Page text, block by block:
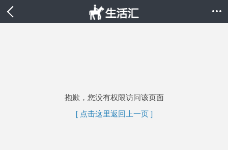

抱歉，您没有权限访问该页面
[ 点击这里返回上一页 ]